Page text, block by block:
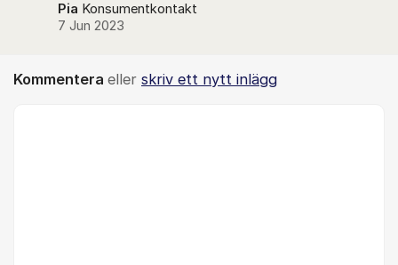
Pia Konsumentkontakt
7 Jun 2023
Kommentera eller skriv ett nytt inlägg